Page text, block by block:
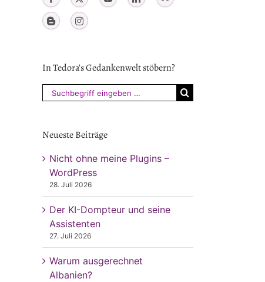
In Tedora’s Gedankenwelt stöbern?
Suchen
nach:
Neueste Beiträge
Nicht ohne meine Plugins –
WordPress
28. Juli 2026
Der KI-Dompteur und seine
Assistenten
27. Juli 2026
Warum ausgerechnet
Albanien?